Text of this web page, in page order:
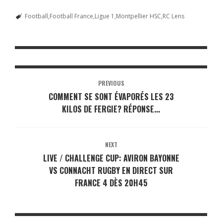
Football Football France Ligue 1 Montpellier HSC RC Lens
PREVIOUS
COMMENT SE SONT ÉVAPORÉS LES 23
KILOS DE FERGIE? RÉPONSE...
NEXT
LIVE / CHALLENGE CUP: AVIRON BAYONNE
VS CONNACHT RUGBY EN DIRECT SUR
FRANCE 4 DÈS 20H45